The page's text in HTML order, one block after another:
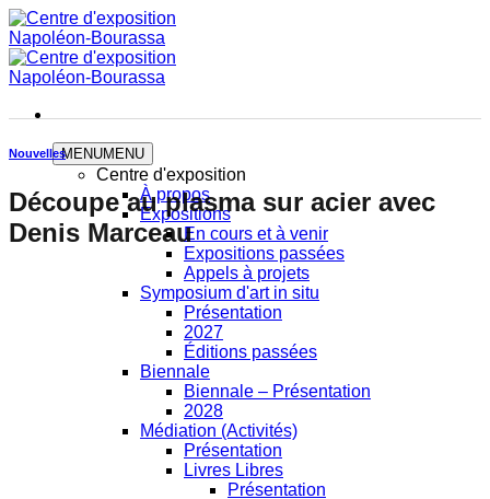
Skip
to
content
MENUMENU
Centre d'exposition
À propos
Expositions
En cours et à venir
Expositions passées
Appels à projets
Symposium d'art in situ
Présentation
2027
Éditions passées
Biennale
Biennale – Présentation
2028
Médiation (Activités)
Présentation
Livres Libres
Présentation
Nouvelles
Découpe au plasma sur acier avec
Denis Marceau